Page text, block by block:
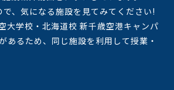
、気になる施設を見てみてください!
大学校・北海道校 新千歳空港キャンパ
あるため、同じ施設を利用して授業・